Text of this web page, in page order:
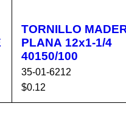
TORNILLO MADERA
PLANA 12x1-1/4
40150/100
35-01-6212
$0.12
AÑADIR AL CA
VISTA